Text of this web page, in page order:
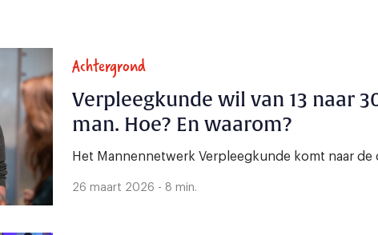
Achtergrond
Verpleegkunde wil van 13 naar
man. Hoe? En waarom?
Het Mannennetwerk Verpleegkunde komt naar de
26 maart 2026 - 8 min.